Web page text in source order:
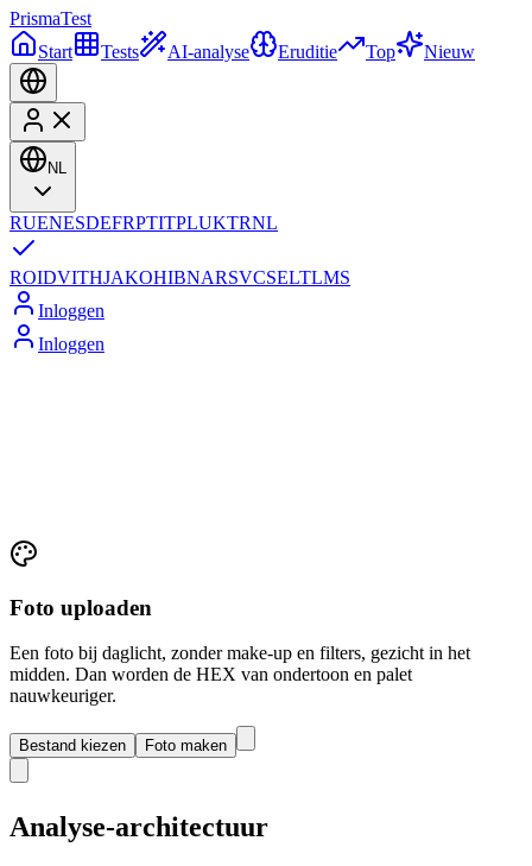
PrismaTest
Start
Tests AI-analyse Eruditie Top Nieuw
NL
RUENESDEFRPTITPLUKTRNL
ROIDVITHJAKOHIBNARSVCSELTLMS
Inloggen
Inloggen
Foto uploaden
Een foto bij daglicht, zonder make-up en filters, gezicht in het
midden. Dan worden de HEX van ondertoon en palet
nauwkeuriger.
Bestand kiezen Foto maken
Analyse-architectuur